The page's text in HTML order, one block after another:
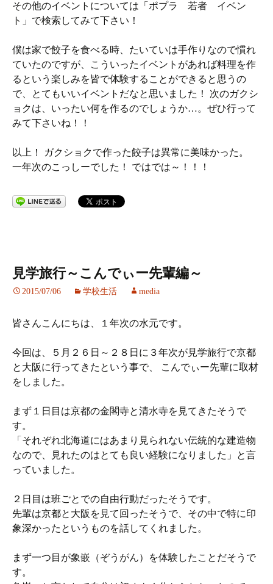
その他のイベントについては「ポプラ 若者 イベン
ト」で検索してみて下さい！
僕は家で餃子を食べる時、たいていは手作りなので慣れ
ていたのですが、こういったイベントがあれば料理を作
るという楽しみを皆で体験することができると思うの
で、とてもいいイベントだなと思いました！ 次のガクシ
ョクは、いったい何を作るのでしょうか…。ぜひ行って
みて下さいね！！
以上！ ガクショクで作った餃子は異常に美味かった。
一年次のこっしーでした！ ではでは～！！！
見学旅行～こんでぃー先輩編～
2015/07/06 学校生活 media
皆さんこんにちは、１年次の水元です。
今回は、５月２６日～２８日に３年次が見学旅行で京都
と大阪に行ってきたという事で、 こんでぃー先輩に取材
をしました。
まず１日目は京都の金閣寺と清水寺を見てきたそうで
す。
「それぞれ北海道にはあまり見られない伝統的な建造物
なので、見れたのはとても良い経験になりました」と言
っていました。
２日目は班ごとでの自由行動だったそうです。
先輩は京都と大阪を見て回ったそうで、その中で特に印
象深かったというものを話してくれました。
まず一つ目が象嵌（ぞうがん）を体験したことだそうで
す。